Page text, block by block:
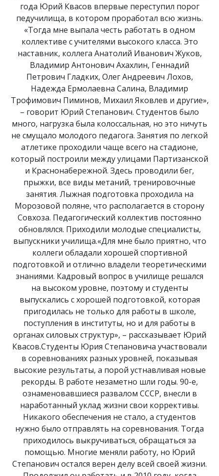
года Юрий Квасов впервые переступил порог
педучилища, в котором проработал всю жизнь.
«Тогда мне выпала честь работать в одном
коллективе с учителями высокого класса. Это
наставник, коллега Анатолий Иванович Жуков,
Владимир Антонович Ахахлин, Геннадий
Петрович Гладких, Олег Андреевич Лохов,
Надежда Ермолаевна Салина, Владимир
Трофимович Пиминов, Михаил Яковлев и другие»,
– говорит Юрий Степанович. Студентов было
много, нагрузка была колоссальная, но это ничуть
не смущало молодого педагога. Занятия по легкой
атлетике проходили чаще всего на стадионе,
который построили между улицами Партизанской
и Краснонабережной. Здесь проводили бег,
прыжки, все виды метаний, тренировочные
занятия. Лыжная подготовка проходила на
Морозовой поляне, что располагается в сторону
Совхоза. Педагогический коллектив постоянно
обновлялся. Приходили молодые специалисты,
выпускники училища.«Для мне было приятно, что
коллеги обладали хорошей спортивной
подготовкой и отлично владели теоретическими
знаниями. Кадровый вопрос в училище решался
на высоком уровне, поэтому и студенты
выпускались с хорошей подготовкой, которая
пригодилась не только для работы в школе,
поступления в институты, но и для работы в
органах силовых структур», – рассказывает Юрий
Квасов.Студенты Юрия Степановича участвовали
в соревнованиях разных уровней, показывая
высокие результаты, а порой устнавливая новые
рекорды. В работе незаметно шли годы. 90-е,
ознаменовавшиеся развалом СССР, внесли в
наработанный уклад жизни свои коррективы.
Никакого обеспечения не стало, а студентов
нужно было отправлять на соревнования. Тогда
приходилось выкручиваться, обращаться за
помощью. Многие меняли работу, но Юрий
Степанович остался верен делу всей своей жизни.